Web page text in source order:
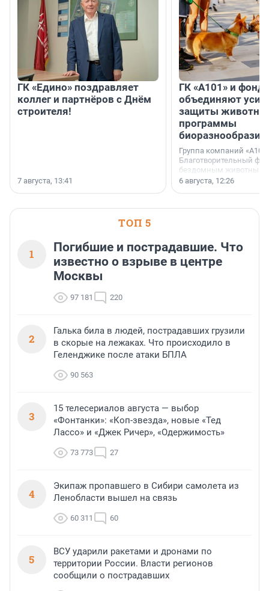
ГК «Едино» поздравляет
коллег и партнёров с Днём
строителя!
7 августа, 13:41
ГК «А101» и фонд
объединяют
защиты
программы
биоразнообразия
Группа компаний
Благотворительный
бездомным животным
заключили соглашение
6 августа, 12:26
ТОП 5
1
Погибшие и пострадавшие. Что
известно о взрыве в центре
Москвы
97 181 220
2
Галька била в людей, пострадавших грузили
в скорые на лежаках. Что происходило в
Геленджике после атаки БПЛА
90 563
3
15 телесериалов августа — выбор
«Фонтанки»: «Коп-звезда», новые «Тед
Лассо» и «Джек Ричер», «Одержимость»
73 773 27
4
Экипаж пропавшего в Сибири самолета из
Ленобласти вышел на связь
60 311 60
5
ВСУ ударили ракетами и дронами по
территории России. Власти регионов
сообщили о пострадавших